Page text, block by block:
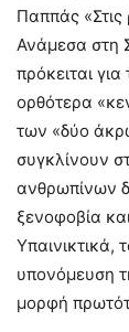
Παππάς «Στις
Ανάμεσα στη
πρόκειται
ορθότερα
των «δύο
συγκλίνουν
ανθρωπίνων
ξενοφοβία
Υπαινικτικά,
υπονόμευση
μορφή